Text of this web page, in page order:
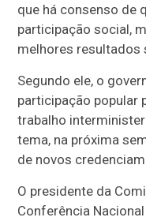
que há consenso de
participação social,
melhores resultados
Segundo ele, o
participação popular
trabalho
tema, na próxima
de novos
O presidente da
Conferência